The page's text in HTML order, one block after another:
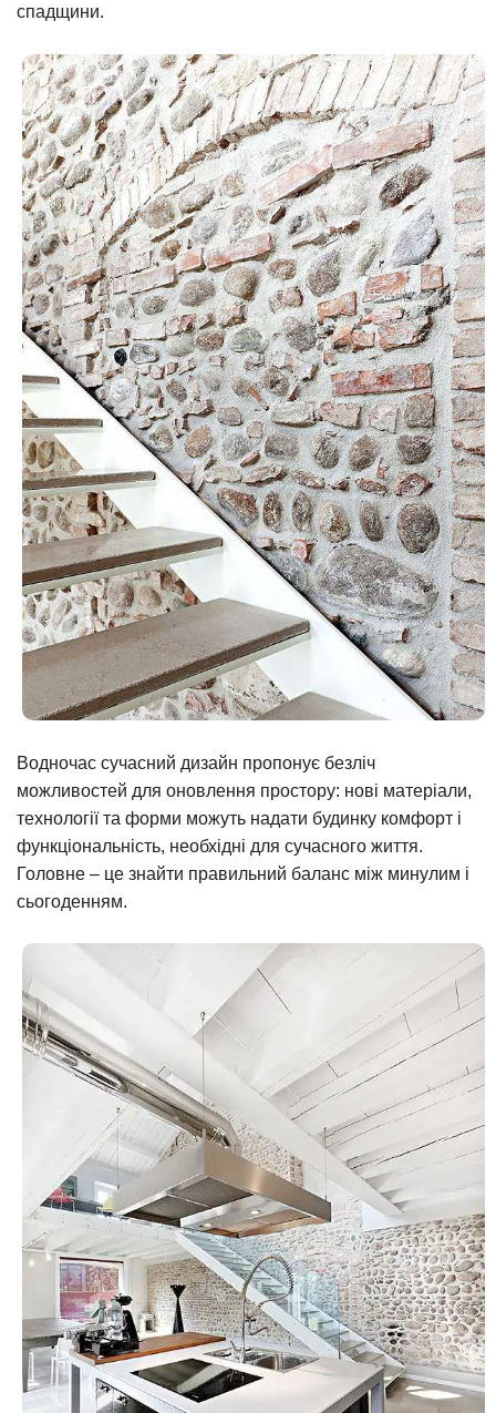
спадщини.
Водночас сучасний дизайн пропонує безліч
можливостей для оновлення простору: нові матеріали,
технології та форми можуть надати будинку комфорт і
функціональність, необхідні для сучасного життя.
Головне – це знайти правильний баланс між минулим і
сьогоденням.